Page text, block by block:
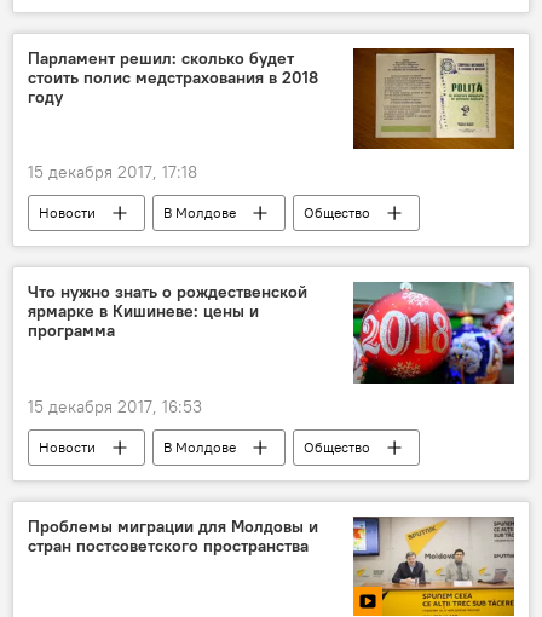
Республика Молдова
Ростов-на Дону
Ростов
Будни молдавского футбола
Футбол
Парламент решил: сколько будет
стоить полис медстрахования в 2018
году
15 декабря 2017, 17:18
Новости В Молдове
Общество
Республика Молдова
Владимир Односталко
цена
полис обязательного медицинского страхования
Что нужно знать о рождественской
ярмарке в Кишиневе: цены и
программа
15 декабря 2017, 16:53
Новости В Молдове
Общество
Кишинев
Республика Молдова
Павел Филип
карусель
рождественская ярмарка
Проблемы миграции для Молдовы и
стран постсоветского пространства